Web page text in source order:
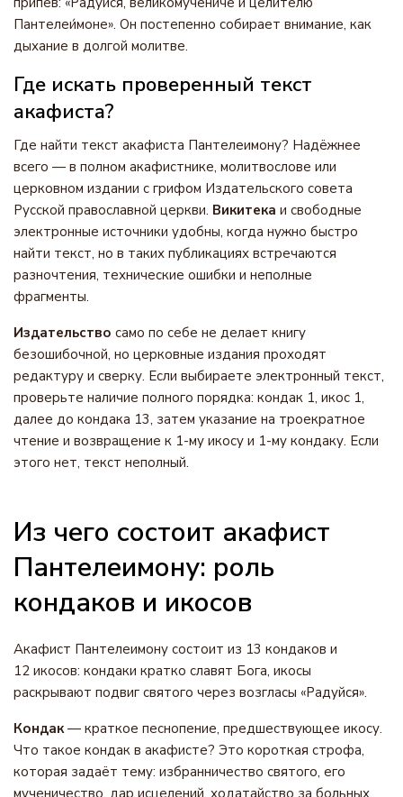
Пантелеи́моне». Он постепенно собирает внимание, как
дыхание в долгой молитве.
Где искать проверенный текст
акафиста?
Где найти текст акафиста Пантелеимону? Надёжнее
всего — в полном акафистнике, молитвослове или
церковном издании с грифом Издательского совета
Русской православной церкви. Викитека и свободные
электронные источники удобны, когда нужно быстро
найти текст, но в таких публикациях встречаются
разночтения, технические ошибки и неполные
фрагменты.
Издательство само по себе не делает книгу
безошибочной, но церковные издания проходят
редактуру и сверку. Если выбираете электронный текст,
проверьте наличие полного порядка: кондак 1, икос 1,
далее до кондака 13, затем указание на троекратное
чтение и возвращение к 1-му икосу и 1-му кондаку. Если
этого нет, текст неполный.
Из чего состоит акафист
Пантелеимону: роль
кондаков и икосов
Акафист Пантелеимону состоит из 13 кондаков и
12 икосов: кондаки кратко славят Бога, икосы
раскрывают подвиг святого через возгласы «Радуйся».
Кондак— краткое песнопение, предшествующее икосу.
Что такое кондак в акафисте? Это короткая строфа,
которая задаёт тему: избранничество святого, его
мученичество, дар исцелений, ходатайство за больных.